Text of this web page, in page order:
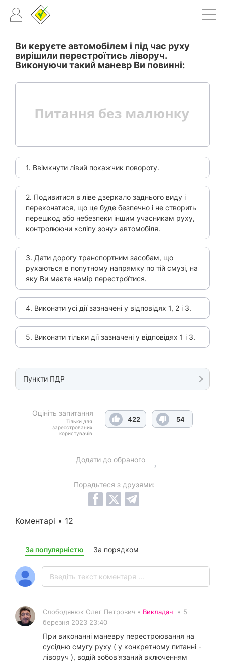
Ви керуєте автомобілем і під час руху
вирішили перестроїтись ліворуч.
Виконуючи такий маневр Ви повинні:
1. Ввімкнути лівий покажчик повороту.
2. Подивитися в ліве дзеркало заднього виду і
переконатися, що це буде безпечно і не створить
перешкод або небезпеки іншим учасникам руху,
контролюючи «сліпу зону» автомобіля.
3. Дати дорогу транспортним засобам, що
рухаються в попутному напрямку по тій смузі, на
яку Ви маєте намір перестроїтися.
4. Виконати усі дії зазначені у відповідях 1, 2 і 3.
5. Виконати тільки дії зазначені у відповідях 1 і 3.
Пункти ПДР
Оцініть запитання
Тільки для
зареєстрованих
користувачів
422 54
Додати до обраного
Порадьтеся з друзями:
Коментарі • 12
За популярністю За порядком
Слободянюк Олег Петрович • Викладач • 5
березня 2023 23:40
При виконанні маневру перестроювання на
сусідню смугу руху ( у конкретному питанні -
ліворуч ), водій зобов'язаний включенням